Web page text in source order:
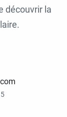
découvrir la